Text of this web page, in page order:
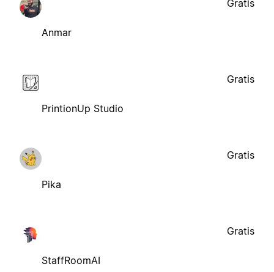
Anmar
Gratis
PrintionUp Studio
Gratis
Pika
Gratis
StaffRoomAI
Gratis